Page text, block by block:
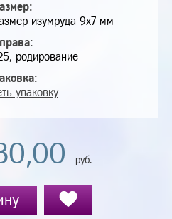
изумруда 9х7 мм
родирование
упаковку
руб.